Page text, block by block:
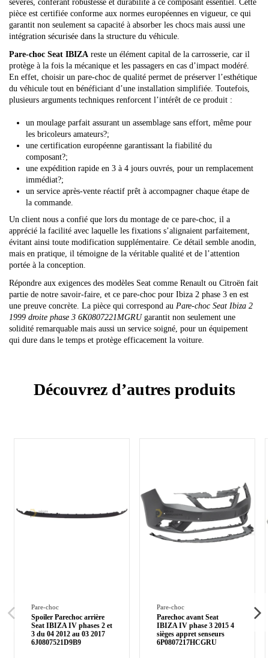
sévères, conférant robustesse et durabilité à ce composant essentiel. Cette
pièce est certifiée conforme aux normes européennes en vigueur, ce qui
garantit non seulement sa capacité à absorber les chocs mais aussi une
intégration sécurisée dans la structure du véhicule.
Pare-choc Seat IBIZA reste un élément capital de la carrosserie, car il
protège à la fois la mécanique et les passagers en cas d’impact modéré.
En effet, choisir un pare-choc de qualité permet de préserver l’esthétique
du véhicule tout en bénéficiant d’une installation simplifiée. Toutefois,
plusieurs arguments techniques renforcent l’intérêt de ce produit :
un moulage parfait assurant un assemblage sans effort, même pour
les bricoleurs amateurs?;
une certification européenne garantissant la fiabilité du
composant?;
une expédition rapide en 3 à 4 jours ouvrés, pour un remplacement
immédiat?;
un service après-vente réactif prêt à accompagner chaque étape de
la commande.
Un client nous a confié que lors du montage de ce pare-choc, il a
apprécié la facilité avec laquelle les fixations s’alignaient parfaitement,
évitant ainsi toute modification supplémentaire. Ce détail semble anodin,
mais en pratique, il témoigne de la véritable qualité et de l’attention
portée à la conception.
Répondre aux exigences des modèles Seat comme Renault ou Citroën fait
partie de notre savoir-faire, et ce pare-choc pour Ibiza 2 phase 3 en est
une preuve concrète. La pièce qui correspond au Pare-choc Seat Ibiza 2
1999 droite phase 3 6K0807221MGRUgarantit non seulement une
solidité remarquable mais aussi un service soigné, pour un équipement
qui dure dans le temps et protège efficacement la voiture.
Découvrez d’autres produits
Pare-choc
Spoiler Parechoc arrière
Seat IBIZA IV phases 2 et
3 du 04 2012 au 03 2017
6J0807521D9B9
Pare-choc
Parechoc avant Seat
IBIZA IV phase 3 2015 4
sièges appret senseurs
6P0807217HCGRU